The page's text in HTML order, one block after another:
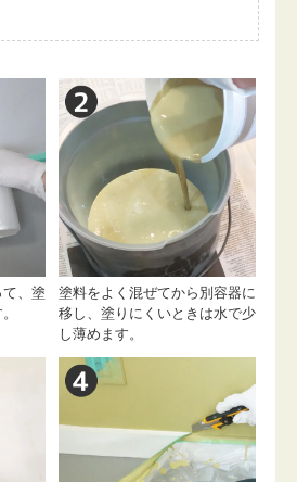
、塗
塗料をよく混ぜてから別容器に
移し、塗りにくいときは水で少
し薄めます。